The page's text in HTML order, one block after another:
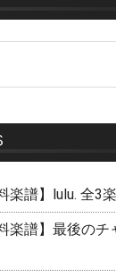
楽譜】lulu. 全3
楽譜】最後の